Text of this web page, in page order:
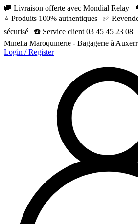
🚚 Livraison offerte avec Mondial Relay |
⭐ Produits 100% authentiques | ✅
sécurisé | ☎️ Service client 03 45 45 23 08
Minella Maroquinerie - Bagagerie à
Login / Register